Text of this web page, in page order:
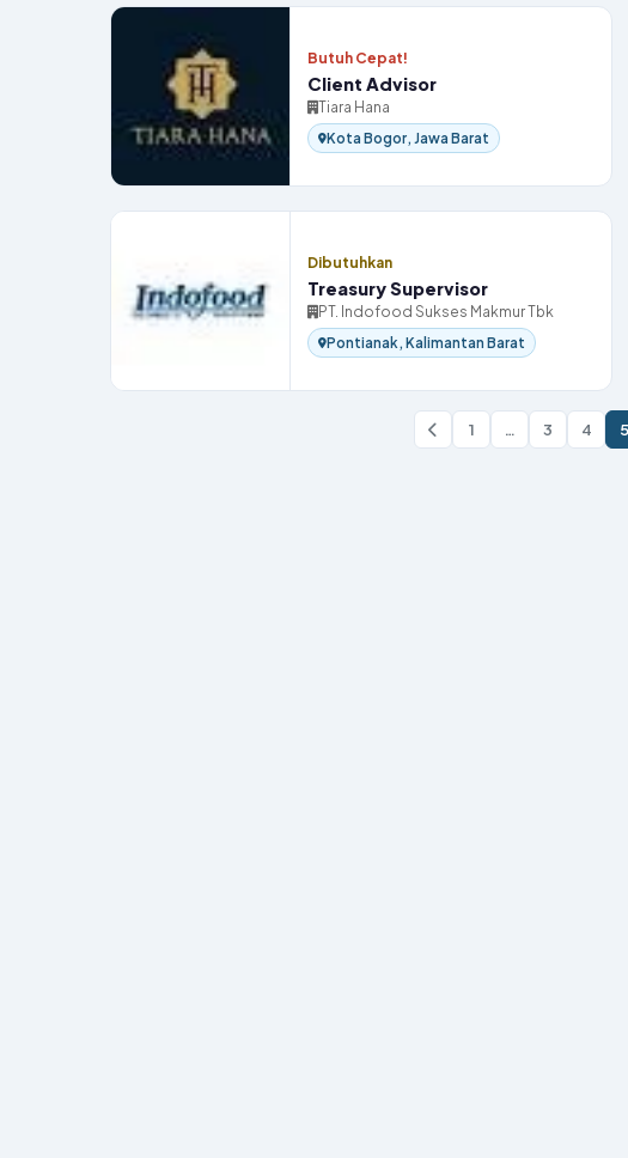
Butuh Cepat!
Client Advisor
Tiara Hana
Kota Bogor, Jawa Barat
Dibutuhkan
Treasury Supervisor
PT. Indofood Sukses Makmur Tbk
Pontianak, Kalimantan Barat
Halaman
1 … 3 4 5